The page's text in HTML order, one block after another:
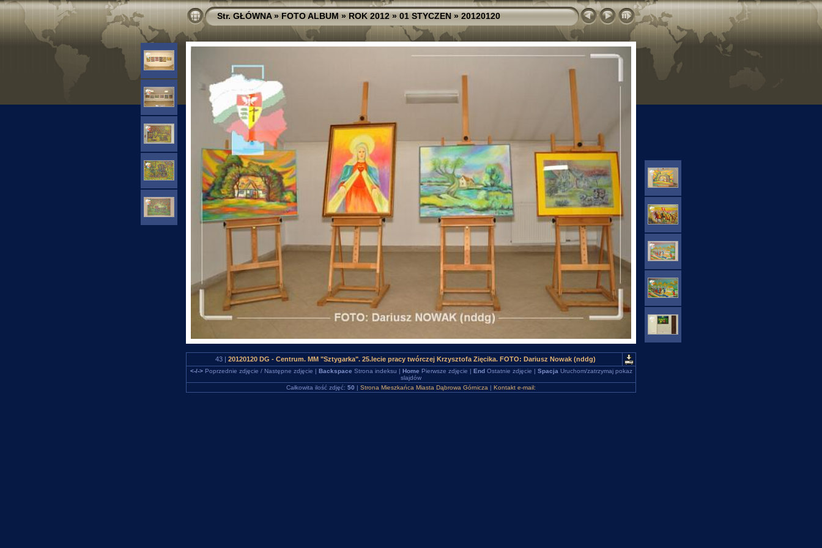
Str. GŁÓWNA»FOTO ALBUM»ROK 2012»01 STYCZEN»20120120
43 | 20120120 DG - Centrum. MM "Sztygarka". 25.lecie pracy twórczej Krzysztofa Zięcika. FOTO: Dariusz Nowak (nddg)
<-/->Poprzednie zdjęcie / Następne zdjęcie | Backspace Strona indeksu | Home Pierwsze zdjęcie | EndOstatnie zdjęcie | Spacja Uruchom/zatrzymaj pokaz
slajdów
Całkowita ilość zdjęć: 50 | Strona Mieszkańca Miasta Dąbrowa Górnicza | Kontakt e-mail: